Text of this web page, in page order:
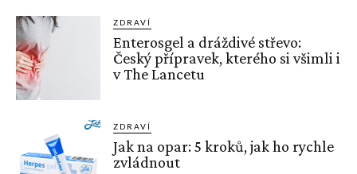
ZDRAVÍ
Enterosgel a dráždivé střevo:
Český přípravek, kterého si všimli i
v The Lancetu
ZDRAVÍ
Jak na opar: 5 kroků, jak ho rychle
zvládnout